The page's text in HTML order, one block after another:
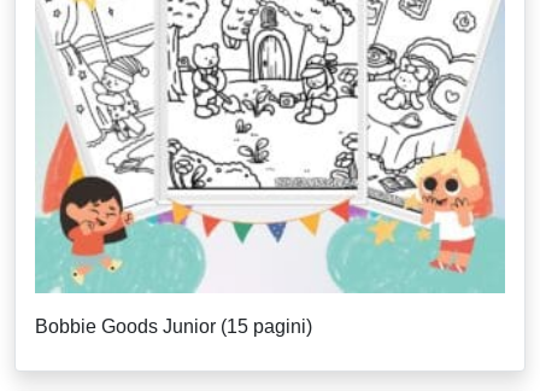
Bobbie Goods Junior (15 pagini)